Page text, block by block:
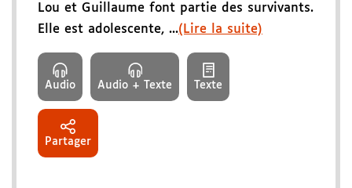
Lou et Guillaume font partie des survivants.
Elle est adolescente, ...(Lire la suite)
Audio Audio + Texte Texte
Partager